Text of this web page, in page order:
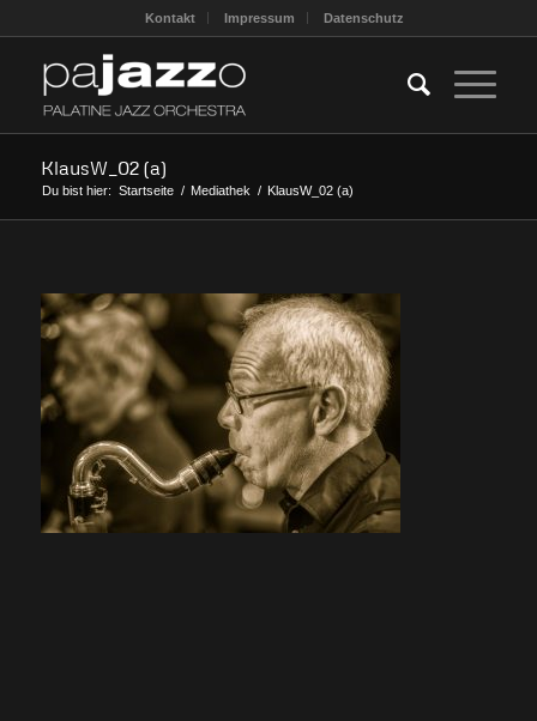
Kontakt Impressum Datenschutz
KlausW_02 (a)
Du bist hier: Startseite / Mediathek / KlausW_02 (a)